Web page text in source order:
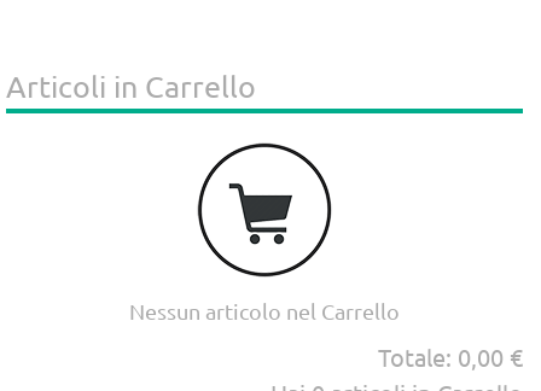
Articoli in Carrello
Nessun articolo nel Carrello
Totale: 0,00 €